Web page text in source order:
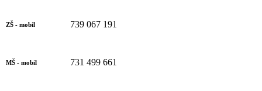
ZŠ - mobil 739 067 191
MŠ - mobil 731 499 661